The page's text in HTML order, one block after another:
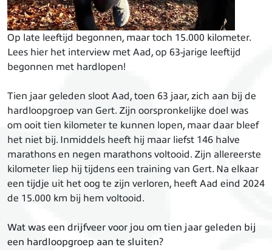
Op late leeftijd begonnen, maar toch 15.000 kilometer.
Lees hier het interview met Aad, op 63-jarige leeftijd
begonnen met hardlopen!
Tien jaar geleden sloot Aad, toen 63 jaar, zich aan bij de
hardloopgroep van Gert. Zijn oorspronkelijke doel was
om ooit tien kilometer te kunnen lopen, maar daar bleef
het niet bij. Inmiddels heeft hij maar liefst 146 halve
marathons en negen marathons voltooid. Zijn allereerste
kilometer liep hij tijdens een training van Gert. Na elkaar
een tijdje uit het oog te zijn verloren, heeft Aad eind 2024
de 15.000 km bij hem voltooid.
Wat was een drijfveer voor jou om tien jaar geleden bij
een hardloopgroep aan te sluiten?